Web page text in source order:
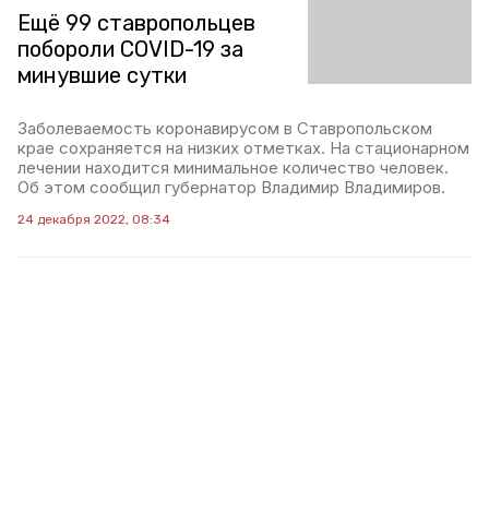
Ещё 99 ставропольцев
побороли COVID-19 за
минувшие сутки
Заболеваемость коронавирусом в Ставропольском
крае сохраняется на низких отметках. На стационарном
лечении находится минимальное количество человек.
Об этом сообщил губернатор Владимир Владимиров.
24 декабря 2022, 08:34